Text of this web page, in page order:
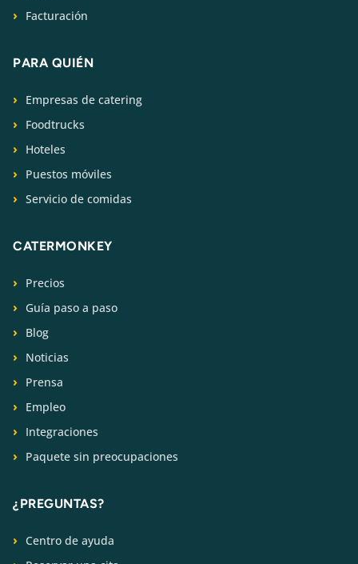
Facturación
PARA QUIÉN
Empresas de catering
Foodtrucks
Hoteles
Puestos móviles
Servicio de comidas
CATERMONKEY
Precios
Guía paso a paso
Blog
Noticias
Prensa
Empleo
Integraciones
Paquete sin preocupaciones
¿PREGUNTAS?
Centro de ayuda